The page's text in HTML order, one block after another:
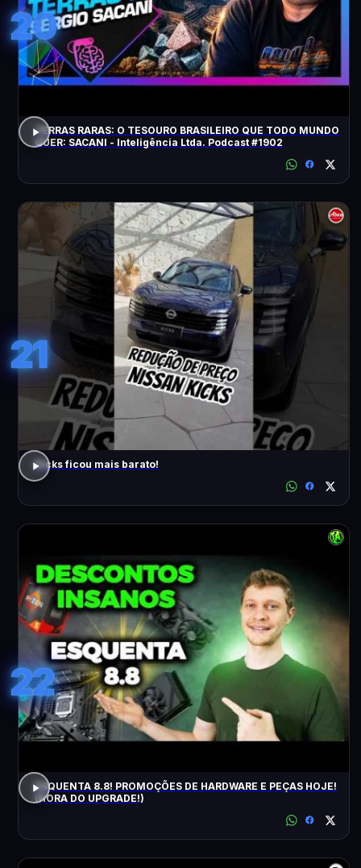
20
TERRAS RARAS: O TESOURO BRASILEIRO QUE TODO MUNDO
QUER: SACANI - Inteligência Ltda. Podcast #1902
21
Kicks ficou mais barato!
22
ESQUENTA 8.8! PROMOÇÕES DE HARDWARE E PEÇAS HOJE!
(HORA DO UPGRADE!)